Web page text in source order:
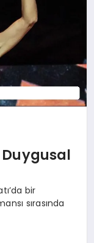
Duygusal
bir
sırasında